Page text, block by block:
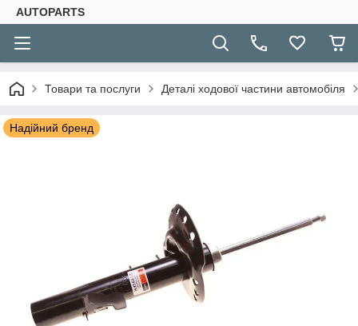
AUTOPARTS
Товари та послуги Деталі ходової частини автомобіля
Надійний бренд